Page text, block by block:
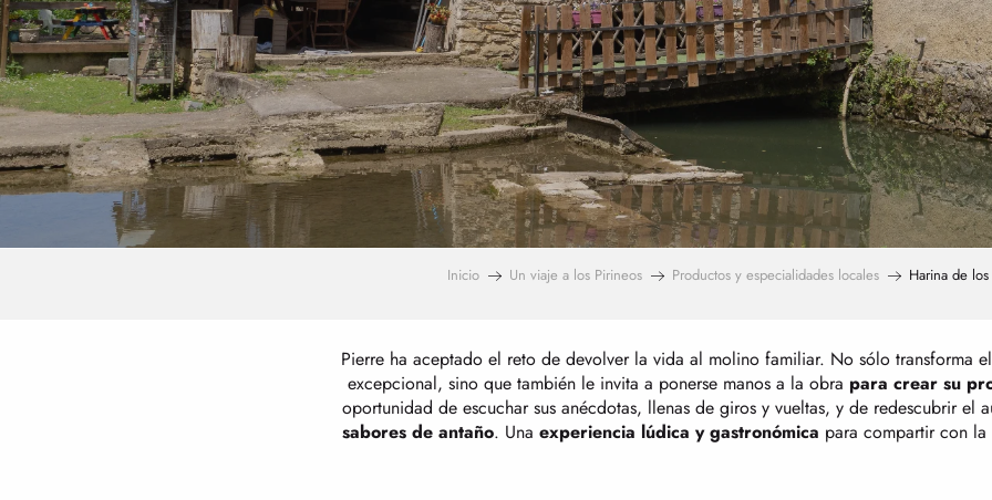
Inicio Un viaje a los Pirineos Productos y especialidades locales Harina de
Pierre ha aceptado el reto de devolver la vida al molino familiar. No sólo transforma
excepcional, sino que también le invita a ponerse manos a la obra para crear su
oportunidad de escuchar sus anécdotas, llenas de giros y vueltas, y de redescubrir el
sabores de antaño. Una experiencia lúdica y gastronómica para compartir con